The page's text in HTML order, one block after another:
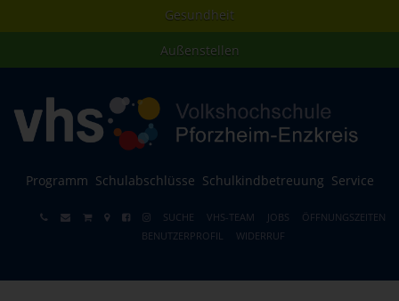
Gesundheit
Außenstellen
Programm Schulabschlüsse Schulkindbetreuung Service
SUCHE VHS-TEAM JOBS
ÖFFNUNGSZEITEN
BENUTZERPROFIL
WIDERRUF